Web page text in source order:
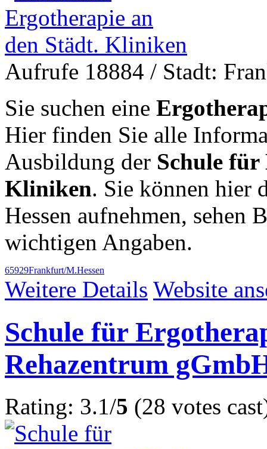
Aufrufe 18884 / Stadt:
Sie suchen eine
Hier finden Sie alle
Ausbildung der Schule für
Kliniken. Sie können hier
Hessen aufnehmen, sehen
wichtigen Angaben.
65929Frankfurt/M.Hessen
Weitere Details Website
Schule für
Rehazentrum
Rating: 3.1/5 (28 votes